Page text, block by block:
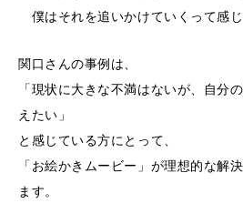
僕はそれを追いかけていくって感じ
関口さんの事例は、
「現状に大きな不満はないが、自分
えたい」
と感じている方にとって、
「お絵かきムービー」が理想的な解
ます。